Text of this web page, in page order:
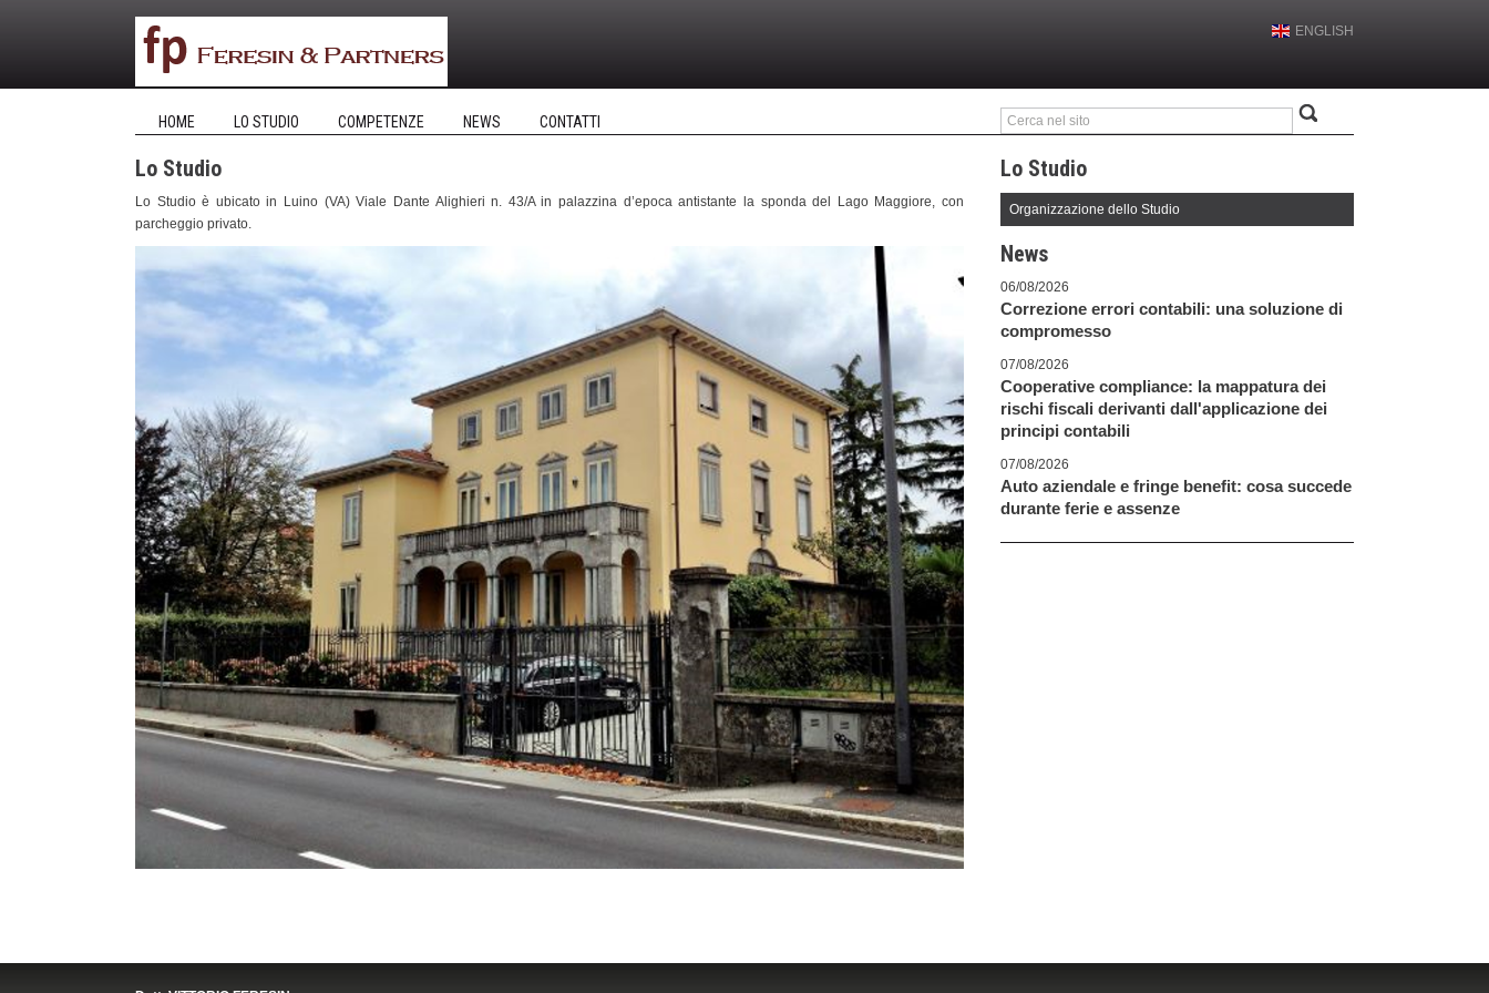
ENGLISH
HOME LO STUDIO COMPETENZE NEWS CONTATTI
Lo Studio
Lo Studio è ubicato in Luino (VA) Viale Dante Alighieri n. 43/A in palazzina d’epoca antistante la sponda del Lago Maggiore, con
parcheggio privato.
Lo Studio
Organizzazione dello Studio
News
06/08/2026
Correzione errori contabili: una soluzione di
compromesso
07/08/2026
Cooperative compliance: la mappatura dei
rischi fiscali derivanti dall'applicazione dei
principi contabili
07/08/2026
Auto aziendale e fringe benefit: cosa succede
durante ferie e assenze